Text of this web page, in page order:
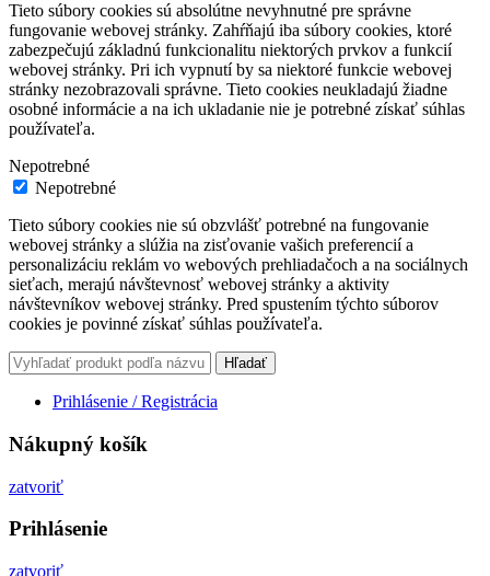
Tieto súbory cookies sú absolútne nevyhnutné pre správne
fungovanie webovej stránky. Zahŕňajú iba súbory cookies, ktoré
zabezpečujú základnú funkcionalitu niektorých prvkov a funkcií
webovej stránky. Pri ich vypnutí by sa niektoré funkcie webovej
stránky nezobrazovali správne. Tieto cookies neukladajú žiadne
osobné informácie a na ich ukladanie nie je potrebné získať súhlas
používateľa.
Nepotrebné
Nepotrebné
Tieto súbory cookies nie sú obzvlášť potrebné na fungovanie
webovej stránky a slúžia na zisťovanie vašich preferencií a
personalizáciu reklám vo webových prehliadačoch a na sociálnych
sieťach, merajú návštevnosť webovej stránky a aktivity
návštevníkov webovej stránky. Pred spustením týchto súborov
cookies je povinné získať súhlas používateľa.
Hľadať
Prihlásenie / Registrácia
Nákupný košík
zatvoriť
Prihlásenie
zatvoriť